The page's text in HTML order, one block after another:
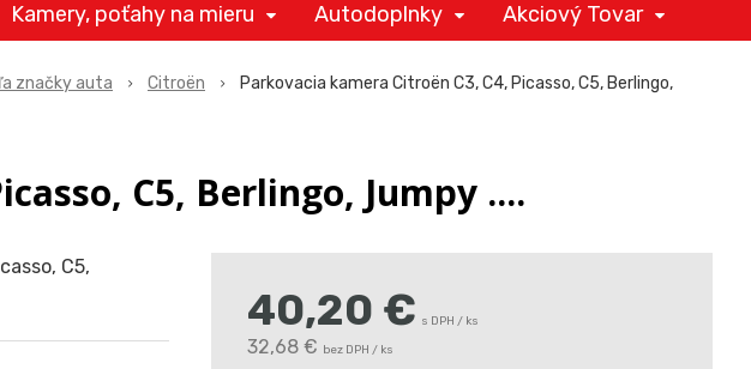
Kamery, poťahy na mieru Autodoplnky Akciový Tovar
značky auta Citroën
Parkovacia kamera Citroën C3, C4, Picasso, C5, Berlingo,
C5, Berlingo, Jumpy ....
40,20 € s DPH / ks
32,68 € bez DPH / ks
C5,